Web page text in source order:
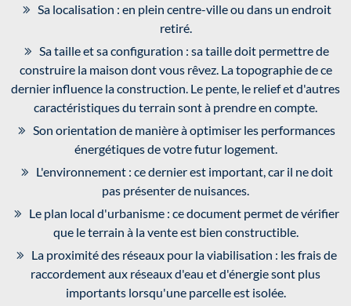
Sa localisation : en plein centre-ville ou dans un endroit
retiré.
Sa taille et sa configuration : sa taille doit permettre de
construire la maison dont vous rêvez. La topographie de ce
dernier influence la construction. Le pente, le relief et d'autres
caractéristiques du terrain sont à prendre en compte.
Son orientation de manière à optimiser les performances
énergétiques de votre futur logement.
L'environnement : ce dernier est important, car il ne doit
pas présenter de nuisances.
Le plan local d'urbanisme : ce document permet de vérifier
que le terrain à la vente est bien constructible.
La proximité des réseaux pour la viabilisation : les frais de
raccordement aux réseaux d'eau et d'énergie sont plus
importants lorsqu'une parcelle est isolée.